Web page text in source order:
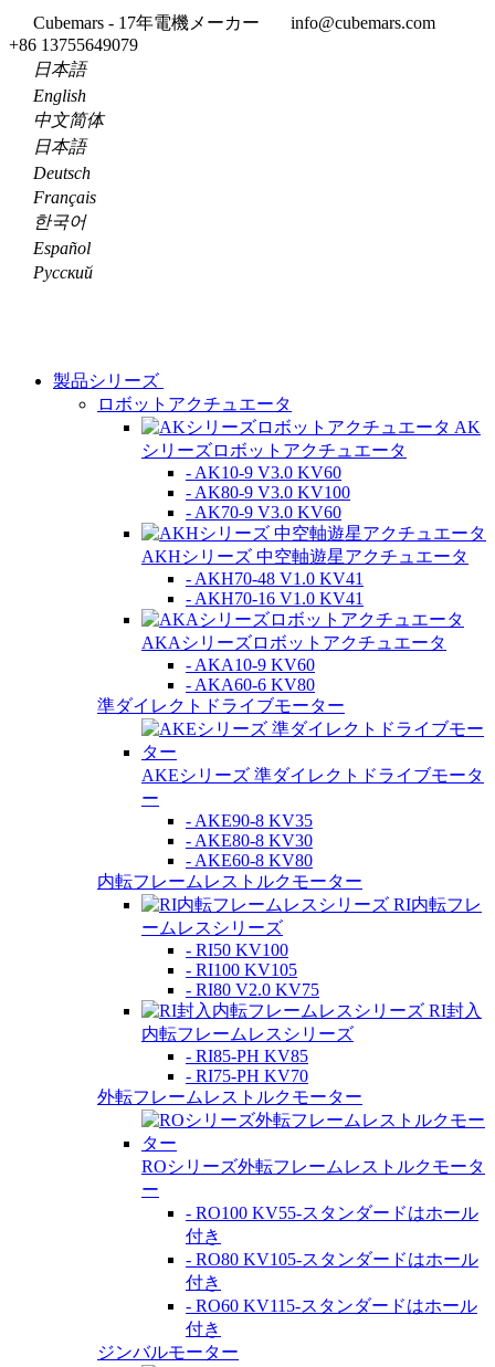
Cubemars - 17年電機メーカー
info@cubemars.com
+86 13755649079
日本語
English
中文简体
日本語
Deutsch
Français
한국어
Español
Pусский
製品シリーズ
ロボットアクチュエータ
AK
シリーズロボットアクチュエータ
- AK10-9 V3.0 KV60
- AK80-9 V3.0 KV100
- AK70-9 V3.0 KV60
AKHシリーズ 中空軸遊星アクチュエータ
- AKH70-48 V1.0 KV41
- AKH70-16 V1.0 KV41
AKAシリーズロボットアクチュエータ
- AKA10-9 KV60
- AKA60-6 KV80
準ダイレクトドライブモーター
AKEシリーズ 準ダイレクトドライブモータ
ー
- AKE90-8 KV35
- AKE80-8 KV30
- AKE60-8 KV80
内転フレームレストルクモーター
RI内転フレ
ームレスシリーズ
- RI50 KV100
- RI100 KV105
- RI80 V2.0 KV75
RI封入
内転フレームレスシリーズ
- RI85-PH KV85
- RI75-PH KV70
外転フレームレストルクモーター
ROシリーズ外転フレームレストルクモータ
ー
- RO100 KV55-スタンダードはホール
付き
- RO80 KV105-スタンダードはホール
付き
- RO60 KV115-スタンダードはホール
付き
ジンバルモーター